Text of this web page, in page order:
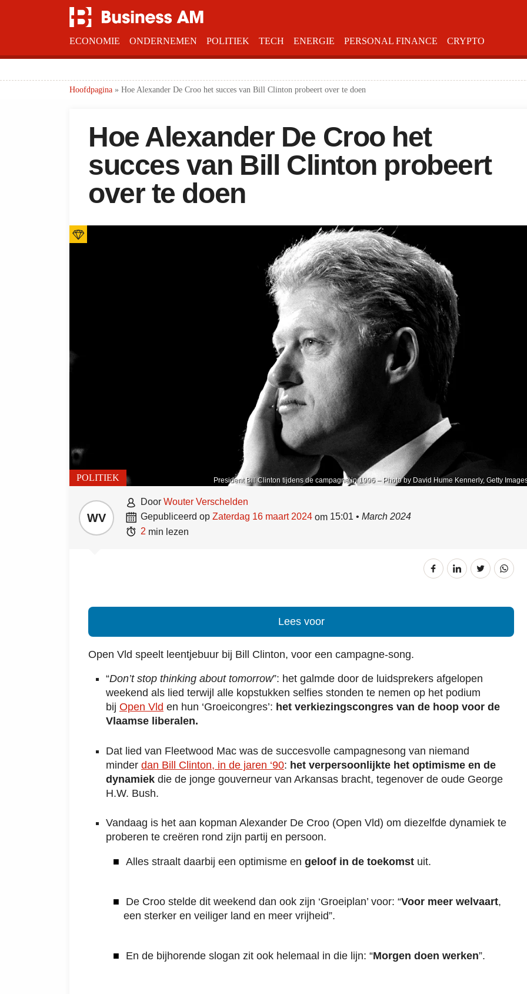
ECONOMIE ONDERNEMEN POLITIEK TECH ENERGIE PERSONAL FINANCE CRYPTO
Hoofdpagina » Hoe Alexander De Croo het succes van Bill Clinton probeert over te doen
Hoe Alexander De Croo het
succes van Bill Clinton probeert
over te doen
President Bill Clinton tijdens de campagne in 1996 – Photo by David Hume Kennerly, Getty
POLITIEK
WV
 door Wouter Verschelden
 gepubliceerd op zaterdag 16 maart 2024 om 15:01 • March 2024
 2 min lezen
Lees voor
Open Vld speelt leentjebuur bij Bill Clinton, voor een campagne-song.
“Don’t stop thinking about tomorrow”: het galmde door de luidsprekers afgelopen
weekend als lied terwijl alle kopstukken selfies stonden te nemen op het podium
bij Open Vld en hun ‘Groeicongres’: het verkiezingscongres van de hoop voor de
Vlaamse liberalen.
Dat lied van Fleetwood Mac was de succesvolle campagnesong van niemand
minder dan Bill Clinton, in de jaren ‘90: het verpersoonlijkte het optimisme en de
dynamiek die de jonge gouverneur van Arkansas bracht, tegenover de oude George
H.W. Bush.
Vandaag is het aan kopman Alexander De Croo (Open Vld) om diezelfde dynamiek te
proberen te creëren rond zijn partij en persoon.
Alles straalt daarbij een optimisme en geloof in de toekomst uit.
De Croo stelde dit weekend dan ook zijn ‘Groeiplan’ voor: “Voor meer welvaart,
een sterker en veiliger land en meer vrijheid”.
En de bijhorende slogan zit ook helemaal in die lijn: “Morgen doen werken”.